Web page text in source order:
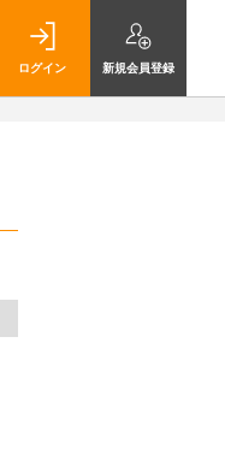
ログイン 新規会員登録